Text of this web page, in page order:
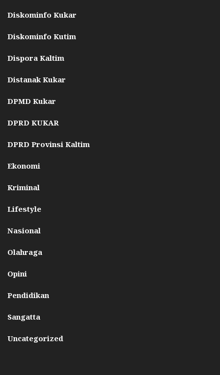
Diskominfo Kukar
Diskominfo Kutim
Dispora Kaltim
Distanak Kukar
DPMD Kukar
DPRD KUKAR
DPRD Provinsi Kaltim
Ekonomi
Kriminal
Lifestyle
Nasional
Olahraga
Opini
Pendidikan
Sangatta
Uncategorized